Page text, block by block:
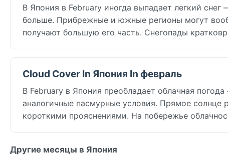
В Япония в February иногда выпадает легкий
больше. Прибрежные и южные регионы могут
получают большую его часть. Снегопады
Cloud Cover In Япония In февраль
В February в Япония преобладает облачная
аналогичные пасмурные условия. Прямое
короткими прояснениями. На побережье
Другие месяцы в Япония